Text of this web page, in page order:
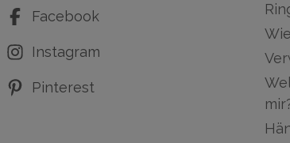
Facebook
Instagram
Pinterest